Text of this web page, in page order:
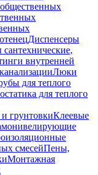
Диспенсеры
сантехнические,
внутренней
Люки
для теплого
для теплого
грунтовкиКлеевые
смесейПены,
Монтажная